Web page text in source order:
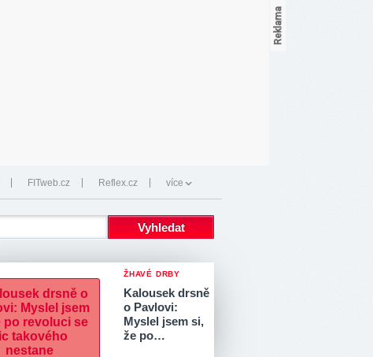
FITweb.cz Reflex.cz více
ŽHAVÉ DRBY
Kalousek drsně
o Pavlovi:
Myslel jsem si,
že po…